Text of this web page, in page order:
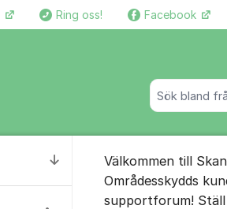
Sök bland alla
Ring oss! Facebook
Till senaste kommentaren
Välkommen till
Områdesskydds
supportforum!